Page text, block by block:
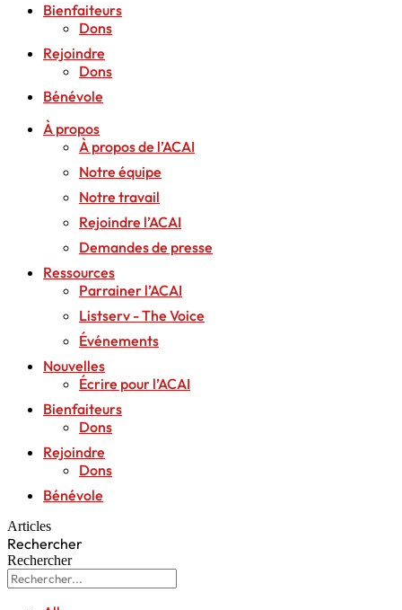
Bienfaiteurs
Dons
Rejoindre
Dons
Bénévole
À propos
À propos de l’ACAI
Notre équipe
Notre travail
Rejoindre l’ACAI
Demandes de presse
Ressources
Parrainer l’ACAI
Listserv - The Voice
Événements
Nouvelles
Écrire pour l’ACAI
Bienfaiteurs
Dons
Rejoindre
Dons
Bénévole
Articles
Rechercher
Rechercher